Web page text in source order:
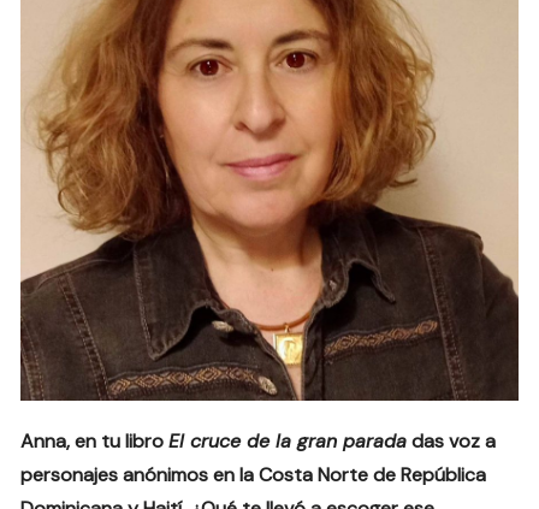
Anna, en tu libroEl cruce de la gran paradadas voz a
personajes anónimos en la Costa Norte de República